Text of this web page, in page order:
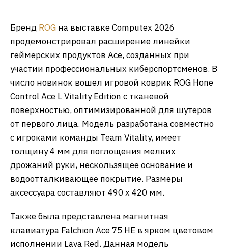
Бренд ROG на выставке Computex 2026
продемонстрировал расширение линейки
геймерских продуктов Ace, созданных при
участии профессиональных киберспортсменов. В
число новинок вошел игровой коврик ROG Hone
Control Ace L Vitality Edition с тканевой
поверхностью, оптимизированной для шутеров
от первого лица. Модель разработана совместно
с игроками команды Team Vitality, имеет
толщину 4 мм для поглощения мелких
дрожаний руки, нескользящее основание и
водоотталкивающее покрытие. Размеры
аксессуара составляют 490 х 420 мм.
Также была представлена магнитная
клавиатура Falchion Ace 75 HE в ярком цветовом
исполнении Lava Red. Данная модель